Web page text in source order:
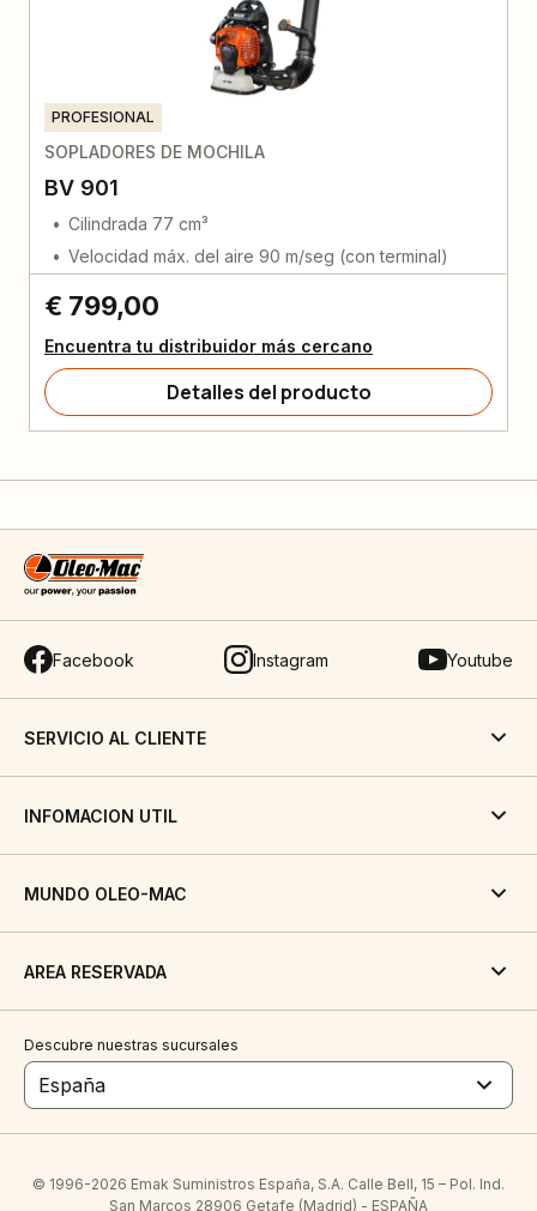
PROFESIONAL
SOPLADORES DE MOCHILA
BV 901
Cilindrada 77 cm³
Velocidad máx. del aire 90 m/seg (con terminal)
€ 799,00
Encuentra tu distribuidor más cercano
Detalles del producto
Facebook Instagram Youtube
SERVICIO AL CLIENTE
INFOMACION UTIL
MUNDO OLEO-MAC
AREA RESERVADA
Descubre nuestras sucursales
España
© 1996-2026 Emak Suministros España, S.A. Calle Bell, 15 – Pol. Ind.
San Marcos 28906 Getafe (Madrid) - ESPAÑA